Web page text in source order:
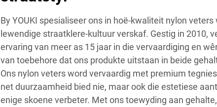
By YOUKI spesialiseer ons in hoë-kwaliteit nylon veters
lewendige straatklere-kultuur verskaf. Gestig in 2010,
ervaring van meer as 15 jaar in die vervaardiging en
van toebehore dat ons produkte uitstaan in beide
Ons nylon veters word vervaardig met premium
net duurzaamheid bied nie, maar ook die estetiese
enige skoene verbeter. Met ons toewyding aan